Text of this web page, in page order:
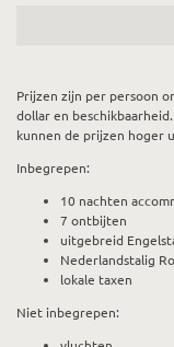
Prijzen zijn per persoon
dollar en
kunnen de prijzen hoger
Inbegrepen:
10 nachten
7 ontbijten
uitgebreid
Nederlandstalig
lokale taxen
Niet inbegrepen: